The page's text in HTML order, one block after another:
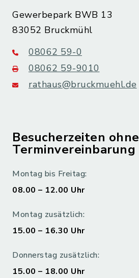
Gewerbepark BWB 13
83052 Bruckmühl
08062 59-0
08062 59-9010
rathaus@bruckmuehl.de
Besucherzeiten ohne
Terminvereinbarung
Montag bis Freitag:
08.00 – 12.00 Uhr
Montag zusätzlich:
15.00 – 16.30 Uhr
Donnerstag zusätzlich:
15.00 – 18.00 Uhr